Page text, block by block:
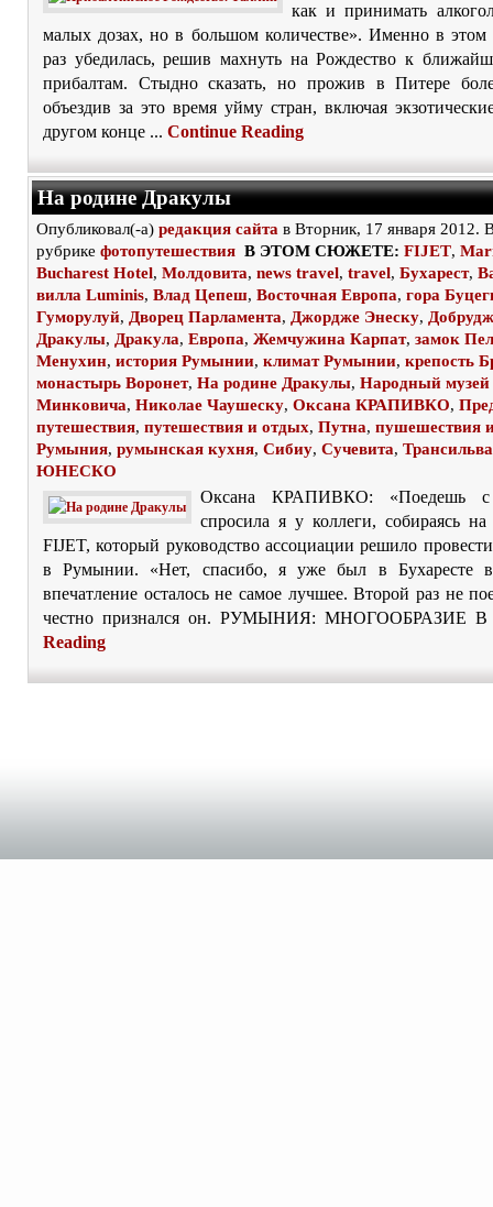
как и принимать
малых дозах, но в большом количестве». Именно в этом
раз убедилась, решив махнуть на Рождество к
прибалтам. Стыдно сказать, но прожив в Питере
объездив за это время уйму стран, включая
другом конце ... Continue Reading
На родине Дракулы
Опубликовал(-а) редакция сайта в Вторник, 17 января 2012.
рубрике фотопутешествия В ЭТОМ СЮЖЕТЕ: FIJET,
Bucharest Hotel, Moлдовита, news travel, travel, Бухарест,
вилла Luminis, Влад Цепеш, Восточная Европа, гора
Гуморулуй, Дворец Парламента, Джордже Энеску,
Дракулы, Дракула, Европа, Жемчужина Карпат, замок
Менухин, история Румынии, климат Румынии, крепость
монастырь Воронет, На родине Дракулы, Народный музей
Минковича, Николае Чаушеску, Оксана КРАПИВКО,
путешествия, путешествия и отдых, Путна, пушешествия
Румыния, румынская кухня, Сибиу, Сучевита,
ЮНЕСКО
Оксана КРАПИВКО: «Поедешь
спросила я у коллеги, собираясь на
FIJET, который руководство ассоциации решило
в Румынии. «Нет, спасибо, я уже был в Бухаресте
впечатление осталось не самое лучшее. Второй раз не
честно признался он. РУМЫНИЯ: МНОГООБРАЗИЕ
Reading